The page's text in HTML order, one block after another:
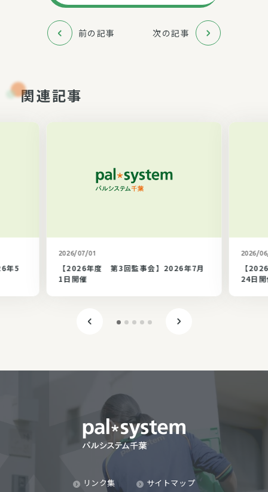
前の記事 次の記事
関連記事
年5
2026/07/01
【2026年度 第3回監事会】2026年7月
1日開催
2026/
【
24日
リンク集 サイトマップ